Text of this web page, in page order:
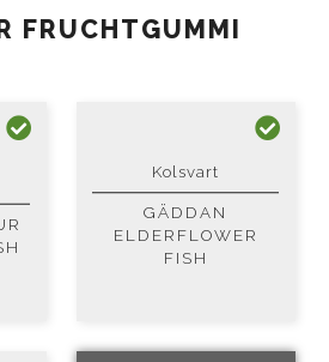
FRUCHTGUMMI
Kolsvart
GÄDDAN
ELDERFLOWER
FISH